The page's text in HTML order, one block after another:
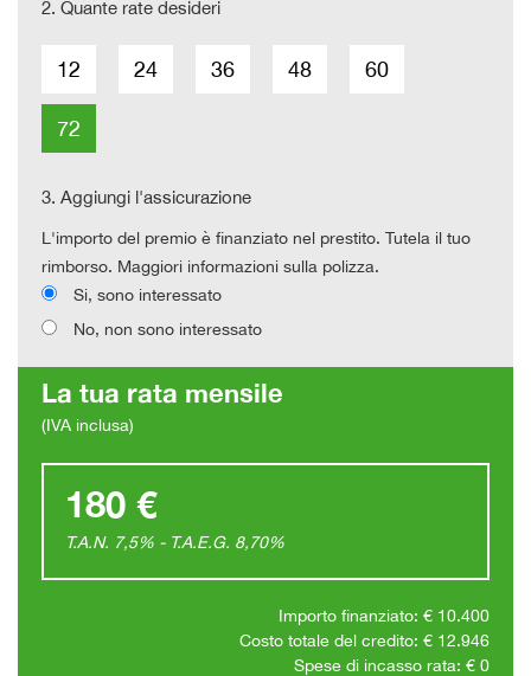
2. Quante rate desideri
12 24 36 48 60
72
3. Aggiungi l'assicurazione
L'importo del premio è finanziato nel prestito. Tutela il tuo
rimborso. Maggiori informazioni sulla polizza.
Si, sono interessato
No, non sono interessato
La tua rata mensile
(IVA inclusa)
180 €
T.A.N. 7,5% - T.A.E.G. 8,70%
Importo finanziato: € 10.400
Costo totale del credito: € 12.946
Spese di incasso rata: € 0